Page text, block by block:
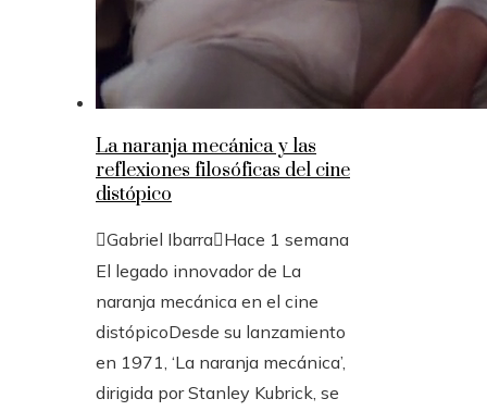
La naranja mecánica y las
reflexiones filosóficas del cine
distópico
Gabriel Ibarra Hace 1 semana
El legado innovador de La
naranja mecánica en el cine
distópicoDesde su lanzamiento
en 1971, ‘La naranja mecánica’,
dirigida por Stanley Kubrick, se